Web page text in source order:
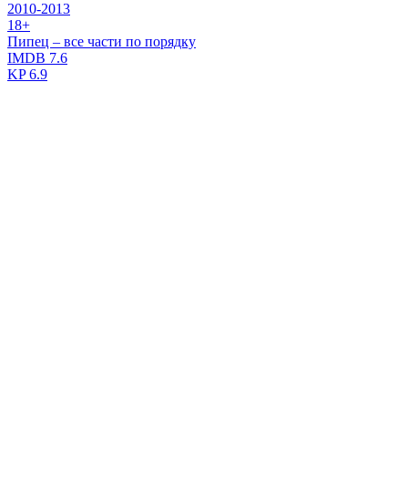
2010-2013
18+
Пипец – все части по порядку
IMDB 7.6
KP6.9